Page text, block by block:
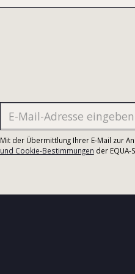
Mit der Übermittlung Ihrer E-Mail zur
und Cookie-Bestimmungen der